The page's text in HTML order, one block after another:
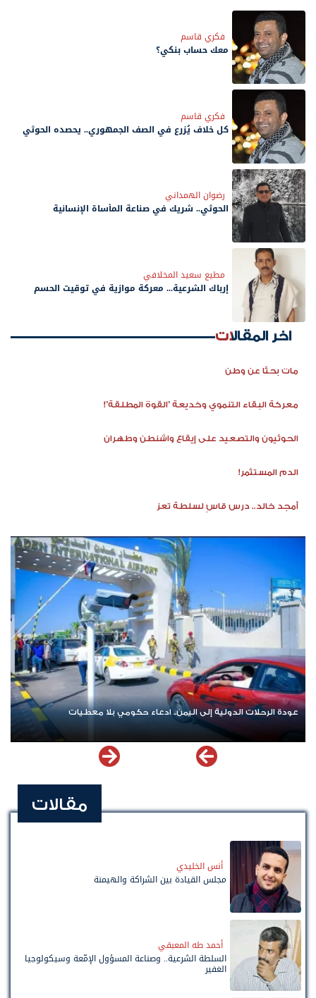
فكري قاسم
معك حساب بنكي؟
فكري قاسم
كل خلاف يُزرع في الصف الجمهوري.. يحصده الحوثي
رضوان الهمداني
الحوثي.. شريك في صناعة المأساة الإنسانية
مطيع سعيد المخلافي
إرباك الشرعية... معركة موازية في توقيت الحسم
اخر المقالات
مات بحثًا عن وطن
معركة البقاء التنموي وخديعة "القوة المطلقة"!
الحوثيون والتصعيد على إيقاع واشنطن وطهران
الدم المستثمر!
أمجد خالد.. درس قاسٍ لسلطة تعز
عودة الرحلات الدولية إلى اليمن.. ادعاء حكومي بلا معطيات
مقالات
أنس الخليدي
مجلس القيادة بين الشراكة والهيمنة
أحمد طه المعبقي
السلطة الشرعية.. وصناعة المسؤول الإمّعة وسيكولوجيا
الغفير